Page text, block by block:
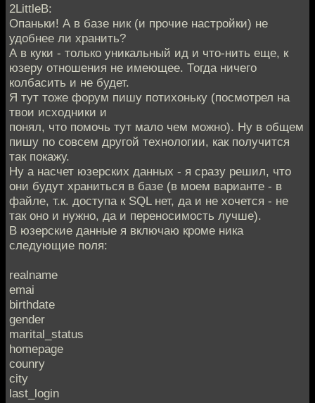
2LittleB:
Опаньки! А в базе ник (и прочие настройки) не
удобнее ли хранить?
А в куки - только уникальный ид и что-нить еще, к
юзеру отношения не имеющее. Тогда ничего
колбасить и не будет.
Я тут тоже форум пишу потихоньку (посмотрел на
твои исходники и
понял, что помочь тут мало чем можно). Ну в общем
пишу по совсем другой технологии, как получится
так покажу.
Ну а насчет юзерских данных - я сразу решил, что
они будут храниться в базе (в моем варианте - в
файле, т.к. доступа к SQL нет, да и не хочется - не
так оно и нужно, да и переносимость лучше).
В юзерские данные я включаю кроме ника
следующие поля:
realname
emai
birthdate
gender
marital_status
homepage
counry
city
last_login